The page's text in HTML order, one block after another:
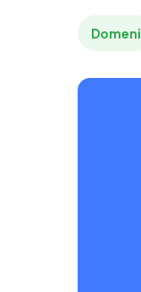
Domeni